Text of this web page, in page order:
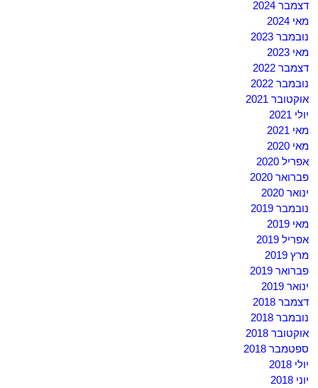
דצמבר 2024
מאי 2024
נובמבר 2023
מאי 2023
דצמבר 2022
נובמבר 2022
אוקטובר 2021
יולי 2021
מאי 2021
מאי 2020
אפריל 2020
פברואר 2020
ינואר 2020
נובמבר 2019
מאי 2019
אפריל 2019
מרץ 2019
פברואר 2019
ינואר 2019
דצמבר 2018
נובמבר 2018
אוקטובר 2018
ספטמבר 2018
יולי 2018
יוני 2018